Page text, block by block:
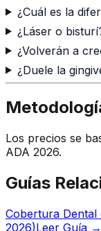
¿Cuál es la
¿Láser o
¿Volverán a
¿Duele la
Los precios se
ADA 2026.
Guías
Cobertura Dental
2026)Leer Guía →